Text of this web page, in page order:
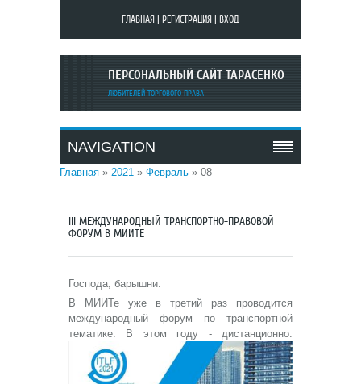
ГЛАВНАЯ РЕГИСТРАЦИЯ ВХОД
ПЕРСОНАЛЬНЫЙ САЙТ ТАРАСЕНКО
ЛЮБИТЕЛЕЙ ТОРГОВОГО ПРАВА
NAVIGATION
Главная » 2021 » Февраль » 08
III МЕЖДУНАРОДНЫЙ ТРАНСПОРТНО-ПРАВОВОЙ
ФОРУМ В МИИТЕ
Господа, барышни.
В МИИТе уже в третий раз проводится
международный форум по транспортной
тематике. В этом году - дистанционно.